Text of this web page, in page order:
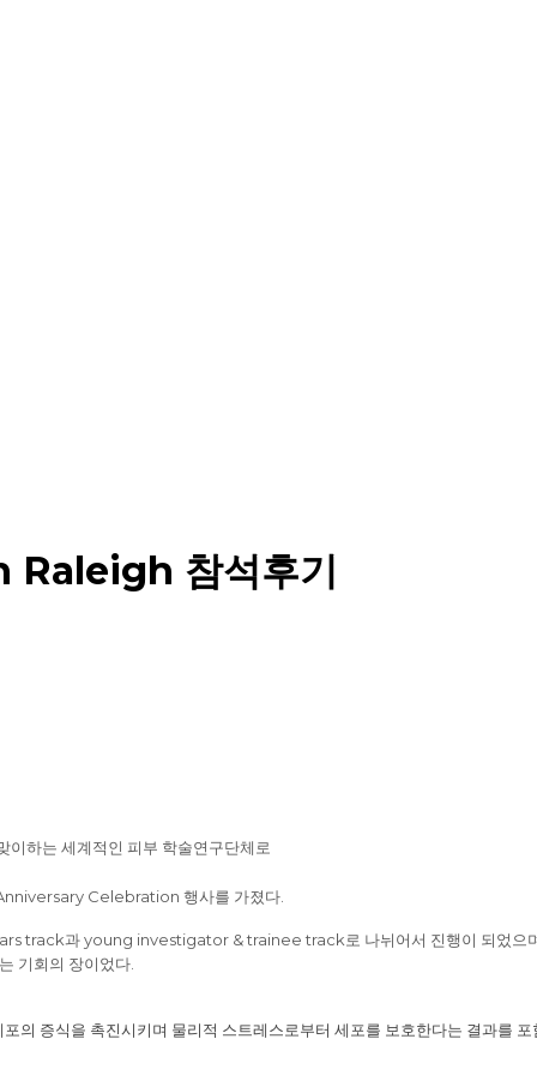
참석후기
이하는 세계적인 피부 학술연구단체로
Celebration 행사를 가졌다.
track과young investigator & trainee track로 나뉘어서 진행이 되었으
기회의 장이었다.
의 증식을 촉진시키며 물리적 스트레스로부터 세포를 보호한다는 결과를